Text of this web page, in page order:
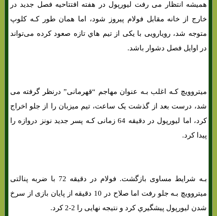
همیشه انتظار می رفت لیورپول در هفته افتتاحیه فصل جدید در
خارج از خانه مقابل فولام پیروز شود، اما همان طور کـه کلوپ
متوجه شد، رویارویی با یکی از تیم هاي‌ تازه صعود کرده می‌تواند
در اوایل فصل دشوار باشد.
میتروویچ کـه اغلب بـه عنوان مهاجم “قهرمانی” درنظر گرفته می
شد، درست بعد از گذشت یک ساعت، تیم میزبان را از جلو اخراج
کرد، اما لیورپول در دقیقه 64 زمانی کـه پسر جدید نونز دروازه را
پیدا کرد.
بـه شرایط مساوی بازگشت. فولام در دقیقه 72 با ضربه پنالتی
میتروویچ بـه جلو رفت اما صلاح در 10 دقیقه از پایان بازی از سرخ
شدن لیورپول پیشگیري کرد و نتیجه نهایی را 2-2 کرد.